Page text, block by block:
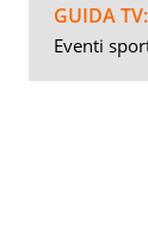
GUIDA TV:
Eventi